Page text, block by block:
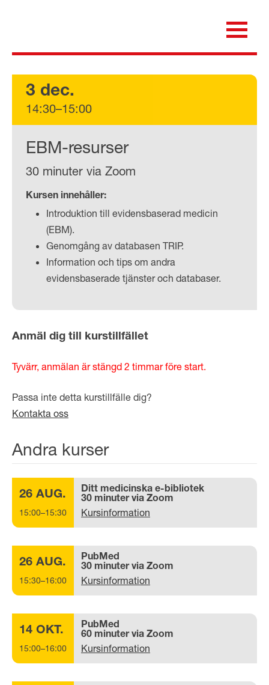
för dig som är anställd inom Region Kalmar län
3 dec.
14:30–15:00
EBM-resurser
30 minuter via Zoom
Kursen innehåller:
Introduktion till evidensbaserad medicin
(EBM).
Genomgång av databasen TRIP.
Information och tips om andra
evidensbaserade tjänster och databaser.
Anmäl dig till kurstillfället
Tyvärr, anmälan är stängd 2 timmar före start.
Passa inte detta kurstillfälle dig?
Kontakta oss
Andra kurser
26 AUG.
15:00–15:30
Ditt medicinska e-bibliotek
30 minuter via Zoom
Kursinformation
26 AUG.
15:30–16:00
PubMed
30 minuter via Zoom
Kursinformation
14 OKT.
15:00–16:00
PubMed
60 minuter via Zoom
Kursinformation